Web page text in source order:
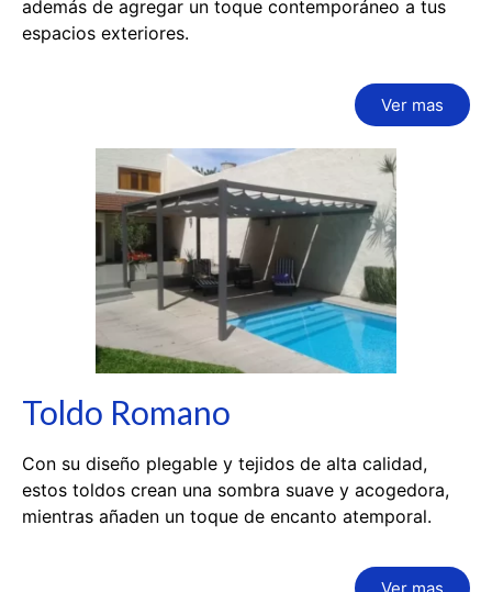
además de agregar un toque contemporáneo a tus
espacios exteriores.
Ver mas
Toldo Romano
Con su diseño plegable y tejidos de alta calidad,
estos toldos crean una sombra suave y acogedora,
mientras añaden un toque de encanto atemporal.